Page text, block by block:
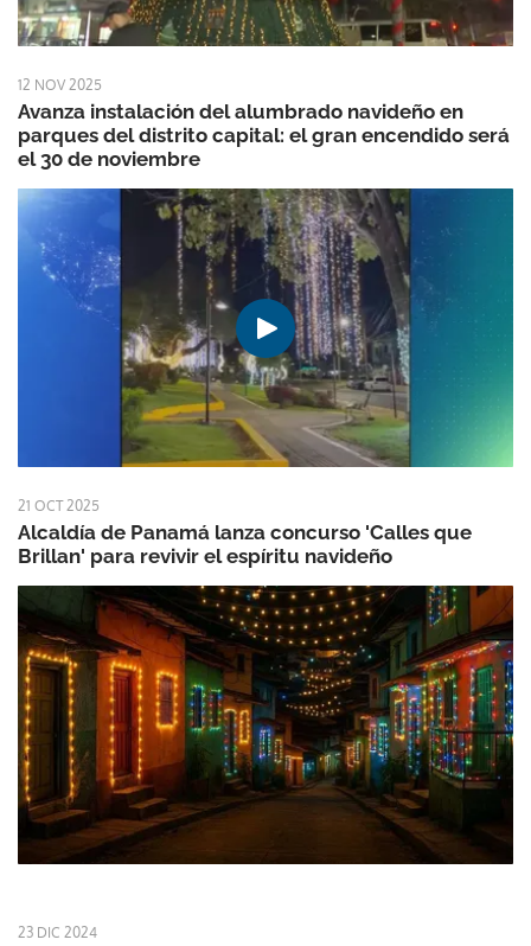
12 NOV 2025
Avanza instalación del alumbrado navideño en
parques del distrito capital: el gran encendido será
el 30 de noviembre
21 OCT 2025
Alcaldía de Panamá lanza concurso 'Calles que
Brillan' para revivir el espíritu navideño
23 DIC 2024